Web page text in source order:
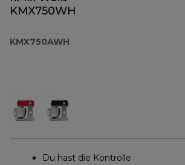
KMX750WH
KMX750AWH
Du hast die Kontrolle